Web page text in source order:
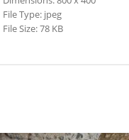
File Type: jpeg
File Size:78 KB